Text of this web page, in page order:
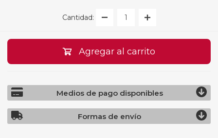
Cantidad:
Agregar al carrito
Medios de pago disponibles
Formas de envío